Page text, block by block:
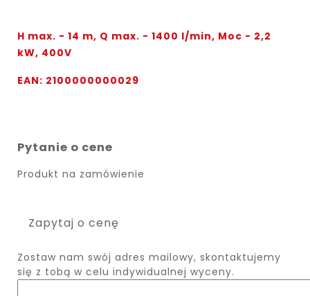
H max. - 14 m, Q max. - 1400 l/min, Moc - 2,2
kW, 400V
EAN: 2100000000029
Pytanie o cene
Produkt na zamówienie
Zapytaj o cenę
Zostaw nam swój adres mailowy, skontaktujemy
się z tobą w celu indywidualnej wyceny.